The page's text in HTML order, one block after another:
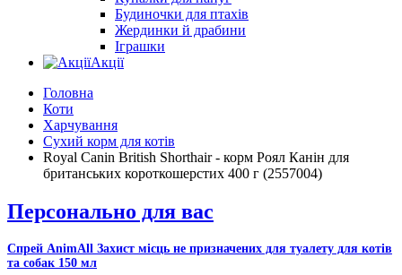
Будиночки для птахів
Жердинки й драбини
Іграшки
Акції
Головна
Коти
Харчування
Сухий корм для котів
Royal Canin British Shorthair - корм Роял Канін для
британських короткошерстих 400 г (2557004)
Персонально для вас
Спрей AnimAll Захист місць не призначених для туалету для котів
та собак 150 мл